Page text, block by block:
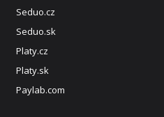
Seduo.cz
Seduo.sk
Platy.cz
Platy.sk
Paylab.com